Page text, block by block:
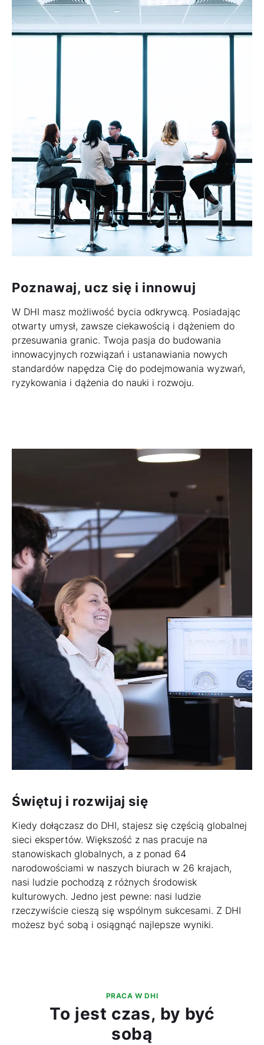
Poznawaj, ucz się i innowuj
W DHI masz możliwość bycia odkrywcą. Posiadając
otwarty umysł, zawsze ciekawością i dążeniem do
przesuwania granic. Twoja pasja do budowania
innowacyjnych rozwiązań i ustanawiania nowych
standardów napędza Cię do podejmowania wyzwań,
ryzykowania i dążenia do nauki i rozwoju.
Świętuj i rozwijaj się
Kiedy dołączasz do DHI, stajesz się częścią globalnej
sieci ekspertów. Większość z nas pracuje na
stanowiskach globalnych, a z ponad 64
narodowościami w naszych biurach w 26 krajach,
nasi ludzie pochodzą z różnych środowisk
kulturowych. Jedno jest pewne: nasi ludzie
rzeczywiście cieszą się wspólnym sukcesami. Z DHI
możesz być sobą i osiągnąć najlepsze wyniki.
PRACA W DHI
To jest czas, by być
sobą